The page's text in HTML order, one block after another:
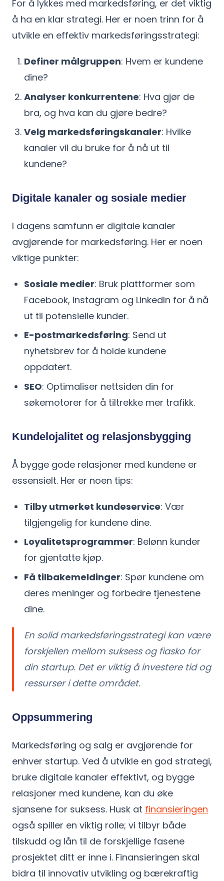
For å lykkes med markedsføring, er det viktig
å ha en klar strategi. Her er noen trinn for å
utvikle en effektiv markedsføringsstrategi:
Definer målgruppen: Hvem er kundene
dine?
Analyser konkurrentene: Hva gjør de
bra, og hva kan du gjøre bedre?
Velg markedsføringskanaler: Hvilke
kanaler vil du bruke for å nå ut til
kundene?
Digitale kanaler og sosiale medier
I dagens samfunn er digitale kanaler
avgjørende for markedsføring. Her er noen
viktige punkter:
Sosiale medier: Bruk plattformer som
Facebook, Instagram og LinkedIn for å nå
ut til potensielle kunder.
E-postmarkedsføring: Send ut
nyhetsbrev for å holde kundene
oppdatert.
SEO: Optimaliser nettsiden din for
søkemotorer for å tiltrekke mer trafikk.
Kundelojalitet og relasjonsbygging
Å bygge gode relasjoner med kundene er
essensielt. Her er noen tips:
Tilby utmerket kundeservice: Vær
tilgjengelig for kundene dine.
Loyalitetsprogrammer: Belønn kunder
for gjentatte kjøp.
Få tilbakemeldinger: Spør kundene om
deres meninger og forbedre tjenestene
dine.
En solid markedsføringsstrategi kan være
forskjellen mellom suksess og fiasko for
din startup. Det er viktig å investere tid og
ressurser i dette området.
Oppsummering
Markedsføring og salg er avgjørende for
enhver startup. Ved å utvikle en god strategi,
bruke digitale kanaler effektivt, og bygge
relasjoner med kundene, kan du øke
sjansene for suksess. Husk at finansieringen
også spiller en viktig rolle; vi tilbyr både
tilskudd og lån til de forskjellige fasene
prosjektet ditt er inne i. Finansieringen skal
bidra til innovativ utvikling og bærekraftig